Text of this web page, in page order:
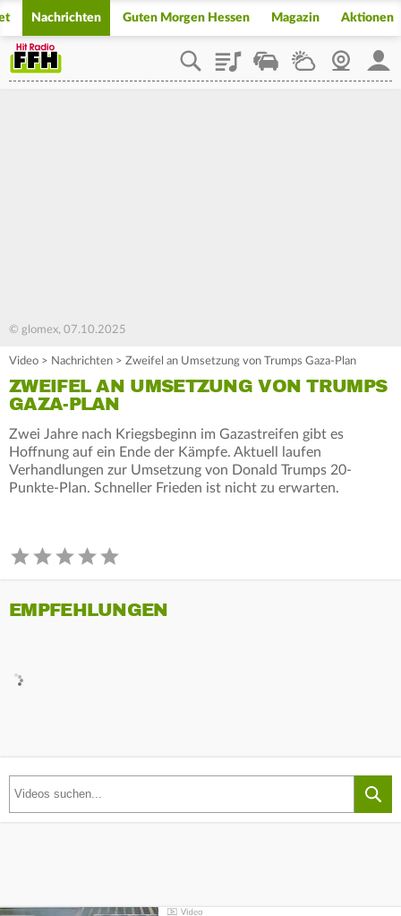
Nachrichten Guten Morgen Hessen Magazin Aktionen
PlaylistStaupilotWetterWebcam
© glomex, 07.10.2025
Video > Nachrichten > Zweifel an Umsetzung von Trumps Gaza-Plan
ZWEIFEL AN UMSETZUNG VON TRUMPS
GAZA-PLAN
Zwei Jahre nach Kriegsbeginn im Gazastreifen gibt es
Hoffnung auf ein Ende der Kämpfe. Aktuell laufen
Verhandlungen zur Umsetzung von Donald Trumps 20-
Punkte-Plan. Schneller Frieden ist nicht zu erwarten.
EMPFEHLUNGEN